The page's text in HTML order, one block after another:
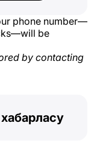
phone number—
be
by contacting